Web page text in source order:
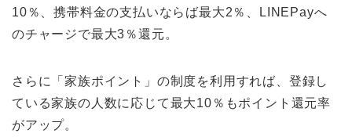
10％、携帯料金の支払いならば最大2％、LINEPayへ
のチャージで最大3％還元。
さらに「家族ポイント」の制度を利用すれば、登録し
ている家族の人数に応じて最大10％もポイント還元率
がアップ。